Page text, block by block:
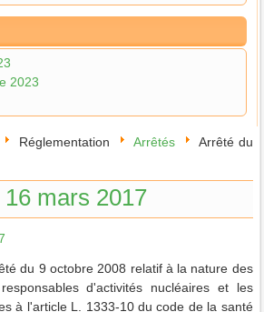
2023
Réglementation Arrêtés
Arrêté du
mars 2017
du 9 octobre 2008 relatif à la nature des
d'activités nucléaires et les
à l'article L. 1333-10 du code de la santé